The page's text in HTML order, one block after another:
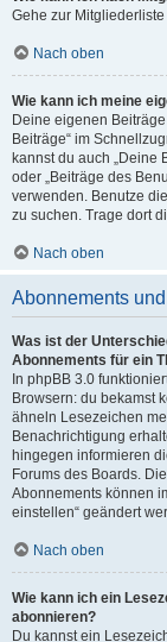
Gehe zur
Nach oben
Wie kann ich meine
Deine eigenen
Beiträge“ im
kannst du auch „Deine
oder „Beiträge des
verwenden. Benutze
zu suchen. Trage dort
Nach oben
Abonnements
Was ist der
Abonnements für ein
In phpBB 3.0
Browsern: du bekamst
ähneln Lesezeichen
Benachrichtigung
hingegen informieren
Forums des Boards.
Abonnements können
einstellen“ geändert
Nach oben
Wie kann ich ein
abonnieren?
Du kannst ein